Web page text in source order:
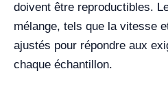
doivent être reproductibles.
mélange, tels que la vitesse
ajustés pour répondre aux
chaque échantillon.